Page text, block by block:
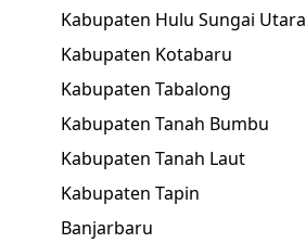
Kabupaten Hulu Sungai Utara
Kabupaten Kotabaru
Kabupaten Tabalong
Kabupaten Tanah Bumbu
Kabupaten Tanah Laut
Kabupaten Tapin
Banjarbaru